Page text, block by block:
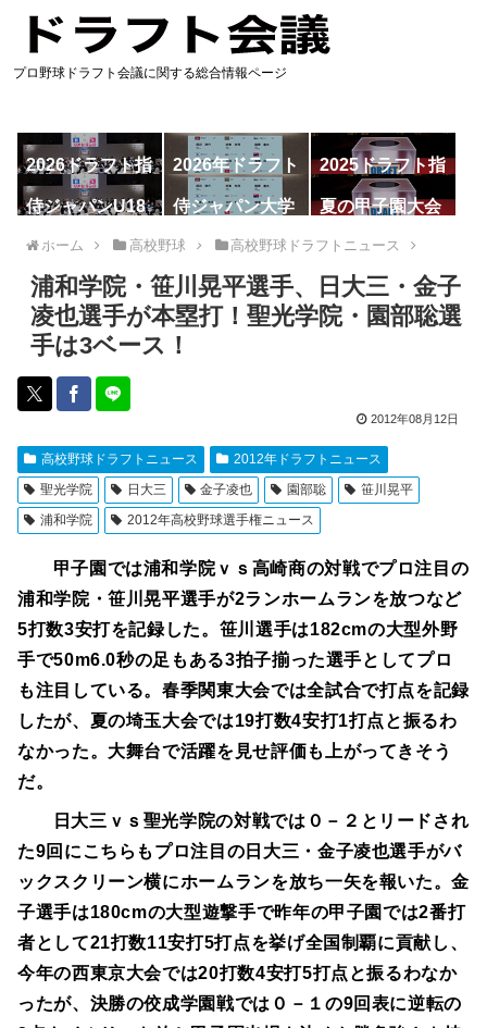
プロ野球ドラフト会議に関する総合情報ページ
2026ドラフト指
名予想
2026年ドラフト
候補
2025ドラフト指
名一覧
侍ジャパンU18
代表
侍ジャパン大学
代表
夏の甲子園大会
ホーム 高校野球 高校野球ドラフトニュース
浦和学院・笹川晃平選手、日大三・金子
凌也選手が本塁打！聖光学院・園部聡選
手は3ベース！
2012年08月12日
高校野球ドラフトニュース
2012年ドラフトニュース
聖光学院
日大三 金子凌也 園部聡
笹川晃平
浦和学院
2012年高校野球選手権ニュース
甲子園では浦和学院ｖｓ高崎商の対戦でプロ注目の
浦和学院・笹川晃平選手が2ランホームランを放つなど
5打数3安打を記録した。笹川選手は182cmの大型外野
手で50m6.0秒の足もある3拍子揃った選手としてプロ
も注目している。春季関東大会では全試合で打点を記録
したが、夏の埼玉大会では19打数4安打1打点と振るわ
なかった。大舞台で活躍を見せ評価も上がってきそう
だ。
日大三ｖｓ聖光学院の対戦では０－２とリードされ
た9回にこちらもプロ注目の日大三・金子凌也選手がバ
ックスクリーン横にホームランを放ち一矢を報いた。金
子選手は180cmの大型遊撃手で昨年の甲子園では2番打
者として21打数11安打5打点を挙げ全国制覇に貢献し、
今年の西東京大会では20打数4安打5打点と振るわなか
ったが、決勝の佼成学園戦では０－１の9回表に逆転の